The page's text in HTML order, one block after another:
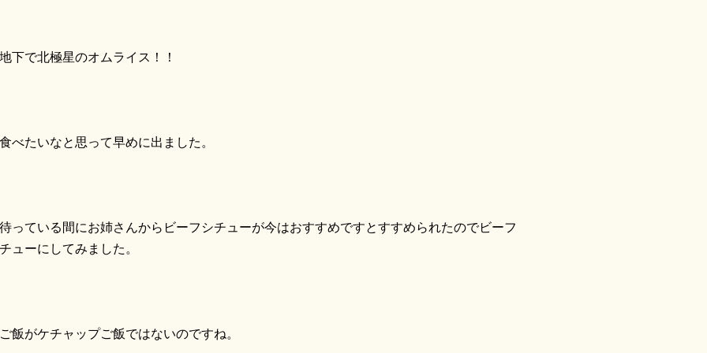
下で北極星のオムライス！！
べたいなと思って早めに出ました。
っている間にお姉さんからビーフシチューが今はおすすめですとすすめられたのでビーフ
ューにしてみました。
飯がケチャップご飯ではないのですね。